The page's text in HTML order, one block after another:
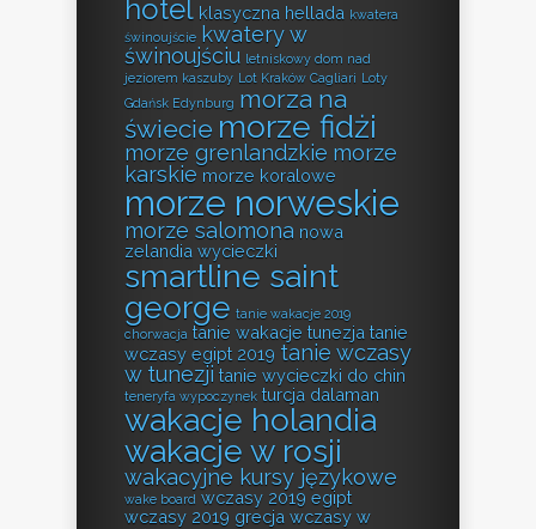
hotel klasyczna hellada kwatera
świnoujście kwatery w
świnoujściu letniskowy dom nad
jeziorem kaszuby Lot Kraków Cagliari Loty
Gdańsk Edynburg morza na
świecie morze fidżi
morze grenlandzkie morze
karskie morze koralowe
morze norweskie
morze salomona nowa
zelandia wycieczki
smartline saint
george tanie wakacje 2019
chorwacja tanie wakacje tunezja tanie
wczasy egipt 2019 tanie wczasy
w tunezji tanie wycieczki do chin
teneryfa wypoczynek turcja dalaman
wakacje holandia
wakacje w rosji
wakacyjne kursy językowe
wake board wczasy 2019 egipt
wczasy 2019 grecja wczasy w